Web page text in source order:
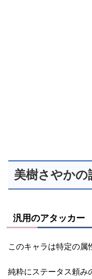
美樹さやかの
汎用のアタッカー
このキャラは特定の属
純粋にステータス頼み